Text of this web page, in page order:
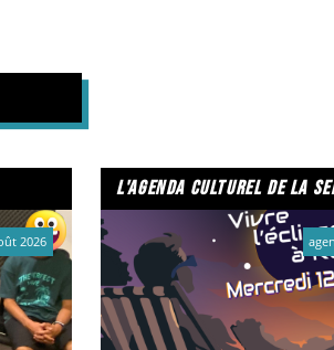
2026
l'agenda culturel de la